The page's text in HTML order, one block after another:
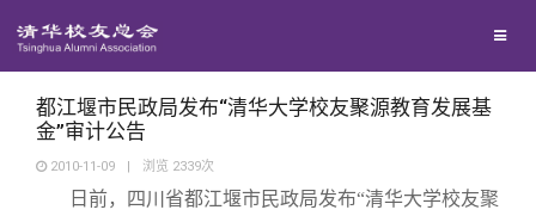
地区联络
年级联络
回馈母校
捐赠项目
媒体平台
都江堰市民政局发布“清华大学校友聚源教育发展基
金”审计公告
2010-11-09 | 浏览 2339次
日前，四川省都江堰市民政局发布“清华大学校友聚